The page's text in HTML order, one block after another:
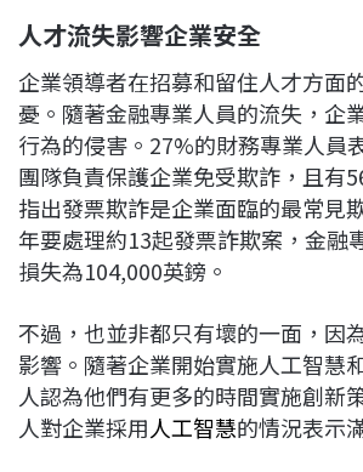
人才流失影響企業安全
企業領導者在招募和留住人才方面
憂。隨著金融專業人員的流失，企
行為的侵害。27%的財務專業人員
團隊負責保護企業免受欺詐，且有
指出發票欺詐是企業面臨的最常見
年要處理約13起發票詐欺案，金融
損失為104,000英鎊。
不過，也並非都只有壞的一面，因
影響。隨著企業開始實施人工智慧
人認為他們有更多的時間實施創新
人對企業採用人工智慧的情況表示